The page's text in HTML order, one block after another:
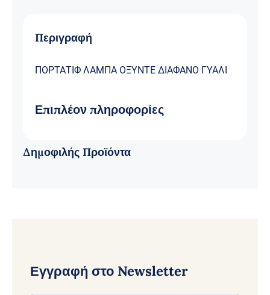
Περιγραφή
ΠΟΡΤΑΤΙΦ ΛΑΜΠΑ ΟΞΥΝΤΕ ΔΙΑΦΑΝΟ ΓΥΑΛΙ
Επιπλέον πληροφορίες
Δημοφιλής Προϊόντα
Εγγραφή στο Newsletter